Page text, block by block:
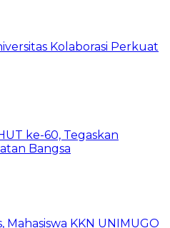
Kolaborasi Perkuat
ke-60, Tegaskan
Bangsa
Mahasiswa KKN UNIMUGO